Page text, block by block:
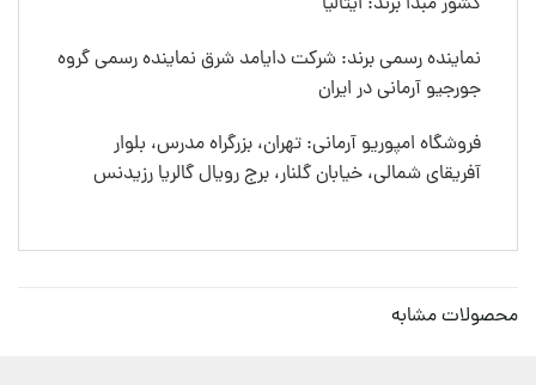
نماینده رسمی برند: شرکت دایامد شرق نماینده رسمی گروه
جورجیو آرمانی در ایران
فروشگاه امپوریو آرمانی: تهران، بزرگراه مدرس، بلوار
آفریقای شمالی، خیابان گلنار، برج رویال گالریا رزیدنس
محصولات مشابه